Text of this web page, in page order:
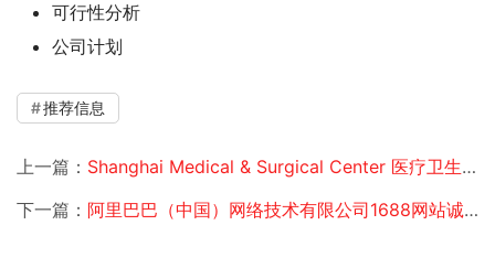
可行性分析
公司计划
推荐信息
上一篇： Shanghai Medical & Surgical Center 医疗卫生服务市场消费者调研
下一篇： 阿里巴巴（中国）网络技术有限公司1688网站诚信通用户满意度研究